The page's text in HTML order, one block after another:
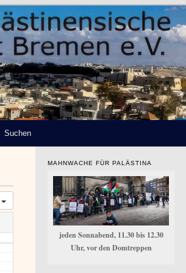
Suchen
MAHNWACHE FÜR PALÄSTINA
jeden Sonnabend, 11.30 bis 12.30
Uhr, vor den Domtreppen